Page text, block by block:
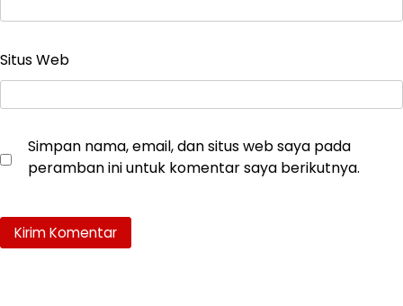
Situs Web
Simpan nama, email, dan situs web saya pada
peramban ini untuk komentar saya berikutnya.